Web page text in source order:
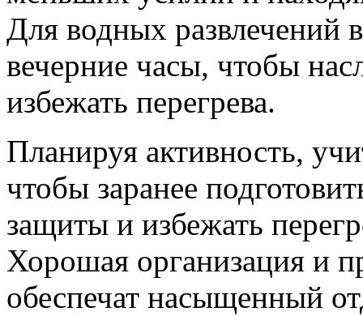
Для водных развлечений
вечерние часы, чтобы
избежать перегрева.
Планируя активность,
чтобы заранее
защиты и избежать
Хорошая организация и
обеспечат насыщенный